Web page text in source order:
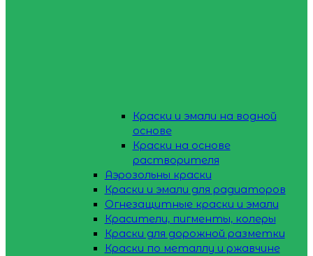
Краски и эмали на водной
основе
Краски на основе
растворителя
Аэрозольны краски
Краски и эмали для радиаторов
Огнезащитные краски и эмали
Красители, пигменты, колеры
Краски для дорожной разметки
Краски по металлу и ржавчине